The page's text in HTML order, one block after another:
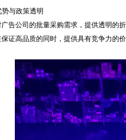
与政策透明
广告公司的批量采购需求，提供透明的
证高品质的同时，提供具有竞争力的